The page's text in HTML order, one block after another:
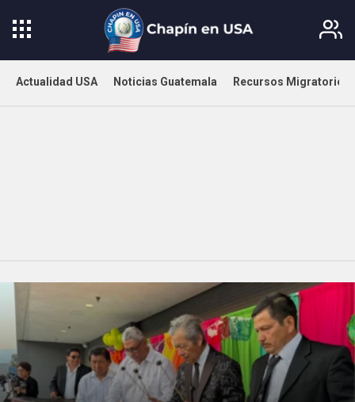
Actualidad USA Noticias Guatemala Recursos Migratorios